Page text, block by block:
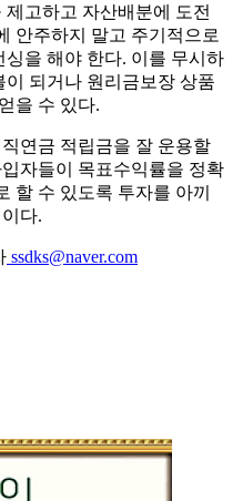
고하고 자산배분에 도전
안주하지 말고 주기적으로
을 해야 한다. 이를 무시하
되거나 원리금보장 상품
을 수 있다.
연금 적립금을 잘 운용할
자들이 목표수익률을 정확
할 수 있도록 투자를 아끼
다.
ssdks@naver.com